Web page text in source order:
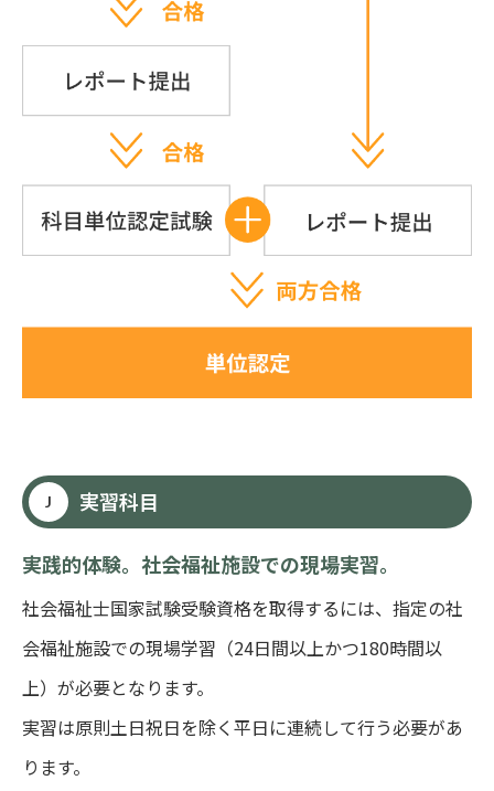
J 実習科目
実践的体験。社会福祉施設での現場実習。
社会福祉士国家試験受験資格を取得するには、指定の社
会福祉施設での現場学習（24日間以上かつ180時間以
上）が必要となります。
実習は原則土日祝日を除く平日に連続して行う必要があ
ります。